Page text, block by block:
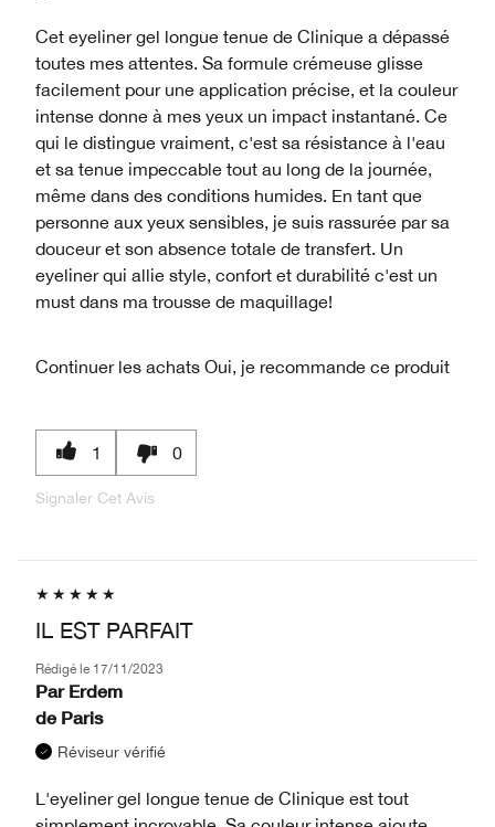
Cet eyeliner gel longue tenue de Clinique a dépassé
toutes mes attentes. Sa formule crémeuse glisse
facilement pour une application précise, et la couleur
intense donne à mes yeux un impact instantané. Ce
qui le distingue vraiment, c'est sa résistance à l'eau
et sa tenue impeccable tout au long de la journée,
même dans des conditions humides. En tant que
personne aux yeux sensibles, je suis rassurée par sa
douceur et son absence totale de transfert. Un
eyeliner qui allie style, confort et durabilité c'est un
must dans ma trousse de maquillage!
Continuer les achats Oui, je recommande ce produit
1 0
Signaler Cet Avis
IL EST PARFAIT
Rédigé le 17/11/2023
Par Erdem
de Paris
Réviseur vérifié
L'eyeliner gel longue tenue de Clinique est tout